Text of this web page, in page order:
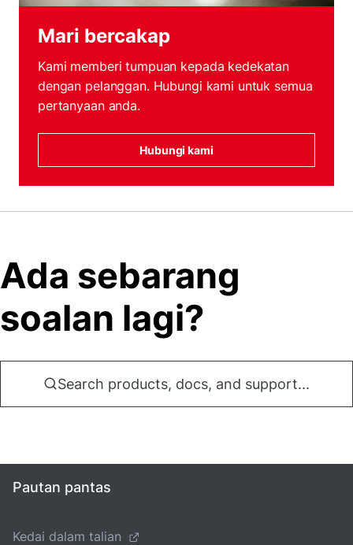
Mari bercakap
Kami memberi tumpuan kepada kedekatan
dengan pelanggan. Hubungi kami untuk semua
pertanyaan anda.
Hubungi kami
Ada sebarang
soalan lagi?
Search products, docs, and support...
Pautan pantas
Kedai dalam talian